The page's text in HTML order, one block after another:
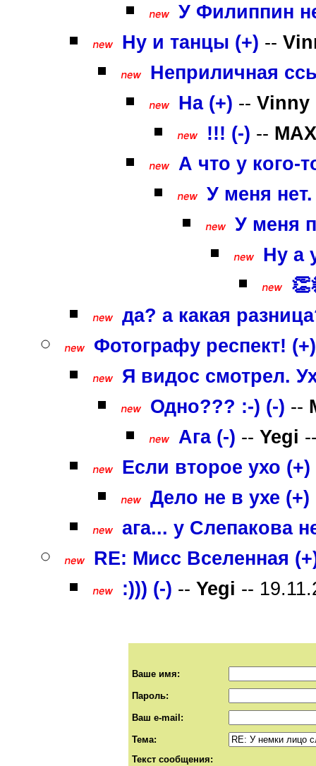
У Филиппин
Ну и танцы (+) --
Неприличная
На (+) -- Vinny
!!! (-) -- MAX
А что у кого-
У меня
У меня
Ну а
да? а какая
Фотографу респект! (+)
Я видос смотрел.
Одно??? :-) (-) --
Ага (-) -- Yegi
Если второе ухо (+)
Дело не в ухе (+)
ага... у Слепакова
RE: Мисс Вселенная
:))) (-) -- Yegi --
Ваше имя:
Пароль:
Ваш e-mail:
Тема:
Текст сообщения: